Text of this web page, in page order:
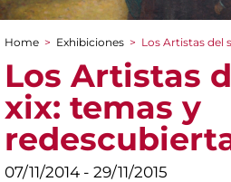
You are here
Home > Exhibiciones > Los Artistas del
Los Artistas
xix: temas y
07/11/2014 - 29/11/2015